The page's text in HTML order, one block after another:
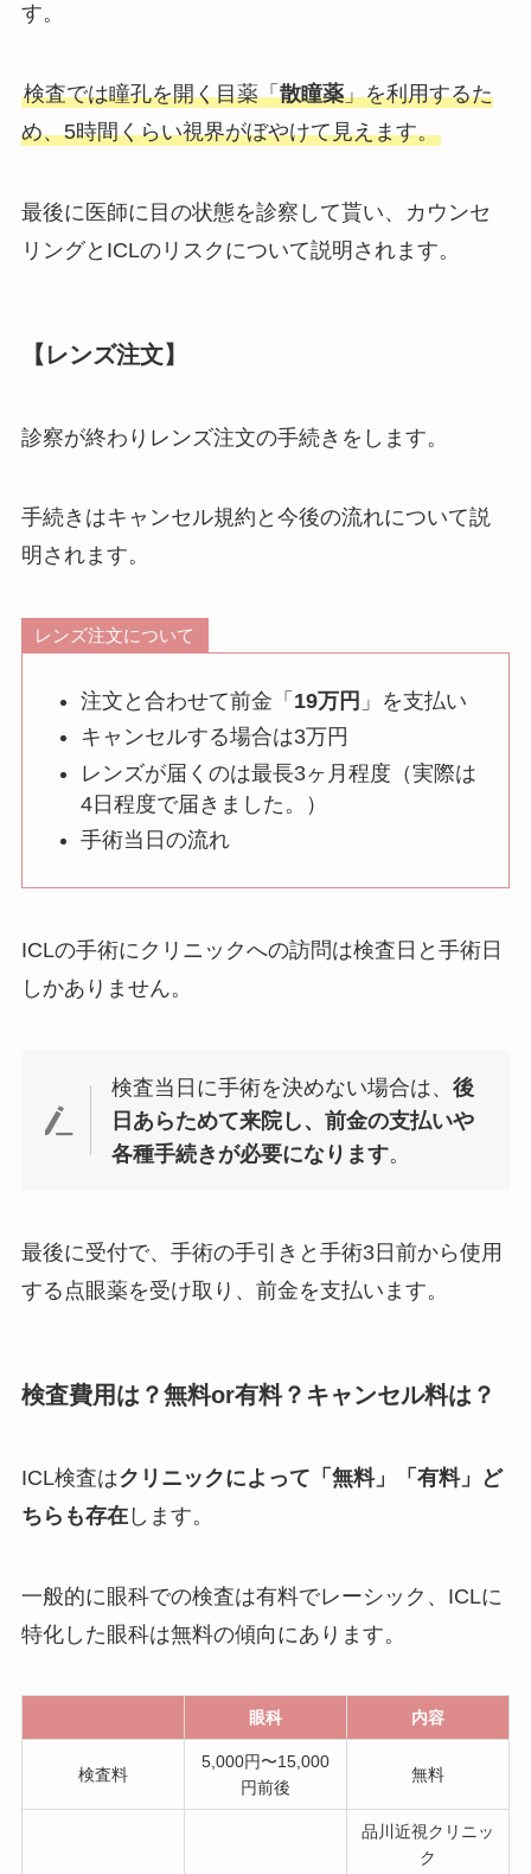
す。
検査では瞳孔を開く目薬「散瞳薬」を利用するた
め、5時間くらい視界がぼやけて見えます。
最後に医師に目の状態を診察して貰い、カウンセ
リングとICLのリスクについて説明されます。
【レンズ注文】
診察が終わりレンズ注文の手続きをします。
手続きはキャンセル規約と今後の流れについて説
明されます。
レンズ注文について
注文と合わせて前金「 19万円 」を支払い
キャンセルする場合は3万円
レンズが届くのは最長3ヶ月程度（実際は
4日程度で届きました。）
手術当日の流れ
ICLの手術にクリニックへの訪問は検査日と手術日
しかありません。
検査当日に手術を決めない場合は、後
日あらためて来院し、前金の支払いや
各種手続きが必要になります。
最後に受付で、手術の手引きと手術3日前から使用
する点眼薬を受け取り、前金を支払います。
検査費用は？無料or有料？キャンセル料は？
ICL検査はクリニックによって「無料」「有料」ど
ちらも存在します。
一般的に眼科での検査は有料でレーシック、ICLに
特化した眼科は無料の傾向にあります。
眼科 内容
検査料
5,000円〜15,000
円前後
無料
品川近視クリニッ
ク